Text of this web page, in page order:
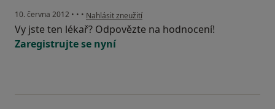
10. června 2012 • • • podle názoru uživatele Váš účet byl odstraněn
Nahlásit zneužití
Vy jste ten lékař? Odpovězte na hodnocení!
Zaregistrujte se nyní